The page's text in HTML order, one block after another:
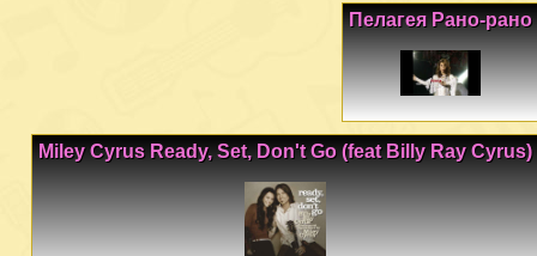
Пелагея Рано-рано
Miley Cyrus Ready, Set, Don't Go (feat Billy Ray Cyrus)